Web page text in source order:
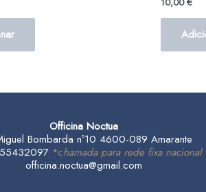
Officina Noctua
Bombarda nº10 4600-089 Amarante
*chamada para rede fixa nacional
officina.noctua@gmail.com